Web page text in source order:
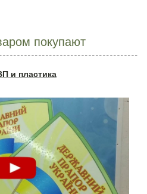
покупают
и пластика